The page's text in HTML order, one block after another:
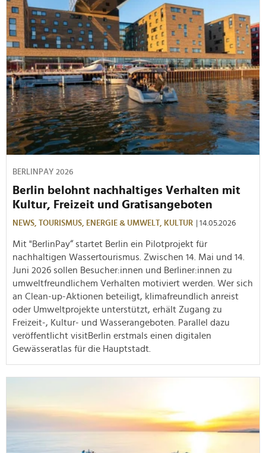
BERLINPAY 2026
Berlin belohnt nachhaltiges Verhalten mit
Kultur, Freizeit und Gratisangeboten
NEWS, TOURISMUS, ENERGIE & UMWELT, KULTUR | 14.05.2026
Mit "BerlinPay“ startet Berlin ein Pilotprojekt für
nachhaltigen Wassertourismus. Zwischen 14. Mai und 14.
Juni 2026 sollen Besucher:innen und Berliner:innen zu
umweltfreundlichem Verhalten motiviert werden. Wer sich
an Clean-up-Aktionen beteiligt, klimafreundlich anreist
oder Umweltprojekte unterstützt, erhält Zugang zu
Freizeit-, Kultur- und Wasserangeboten. Parallel dazu
veröffentlicht visitBerlin erstmals einen digitalen
Gewässeratlas für die Hauptstadt.